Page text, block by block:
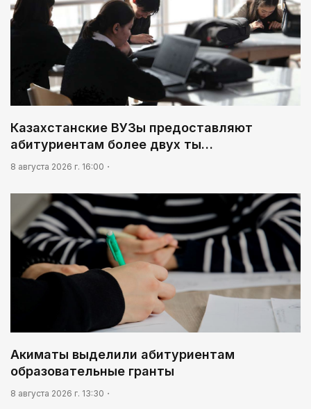
В столице реализуется проект «Школа
национального ремесла»
Человекоцентричность в действии
Мой Абай
Казахстанские ВУЗы предоставляют
абитуриентам более двух ты…
8 августа 2026 г. 16:00
Акиматы выделили абитуриентам
образовательные гранты
8 августа 2026 г. 13:30